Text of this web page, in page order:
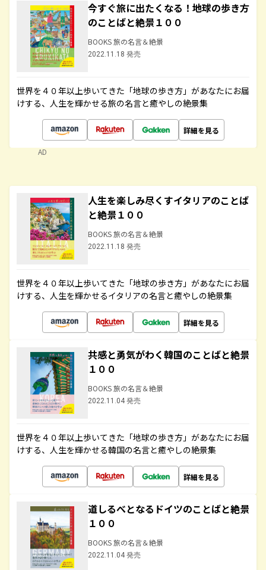
今すぐ旅に出たくなる！地球の歩き方
のことばと絶景１００
BOOKS 旅の名言＆絶景
2022.11.18 発売
世界を４０年以上歩いてきた「地球の歩き方」があなたにお届
けする、人生を輝かせる旅の名言と癒やしの絶景集
詳細を見る
AD
人生を楽しみ尽くすイタリアのことば
と絶景１００
BOOKS 旅の名言＆絶景
2022.11.18 発売
世界を４０年以上歩いてきた「地球の歩き方」があなたにお届
けする、人生を輝かせるイタリアの名言と癒やしの絶景集
詳細を見る
共感と勇気がわく韓国のことばと絶景
１００
BOOKS 旅の名言＆絶景
2022.11.04 発売
世界を４０年以上歩いてきた「地球の歩き方」があなたにお届
けする、人生を輝かせる韓国の名言と癒やしの絶景集
詳細を見る
道しるべとなるドイツのことばと絶景
１００
BOOKS 旅の名言＆絶景
2022.11.04 発売